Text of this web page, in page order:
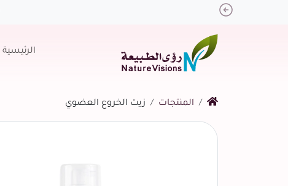
Previous
الرئيسية
المنتجات زيت الخروع العضوي